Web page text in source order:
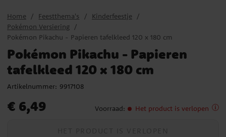
Home Feestthema's
Kinderfeestje
Pokémon Versiering
Pokémon Pikachu - Papieren tafelkleed 120 x 180 cm
Pokémon Pikachu - Papieren
tafelkleed 120 x 180 cm
Artikelnummer: 9917108
Prijs: € 6,49
€ 6,49 Voorraad: Het product is verlopen